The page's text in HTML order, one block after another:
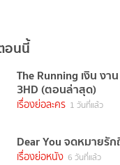
อนนี้
The Running เงิน งา
3HD (ตอนล่าสุด)
เรื่องย่อละคร 1 วันที่แล้ว
Dear You จดหมายรั
เรื่องย่อหนัง 6 วันที่แล้ว